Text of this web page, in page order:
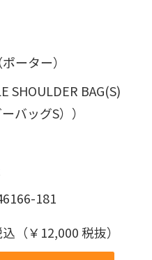
ター）
BAG(S)
バッグS））
181
（￥12,000 税抜）